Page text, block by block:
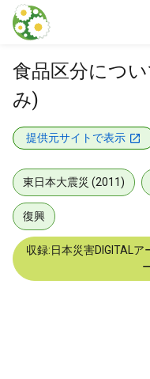
本文に飛ぶ
食品区分につ
み)
提供元サイトで表示
東日本大震災 (2011)
復興
収録:日本災害DIGITAL